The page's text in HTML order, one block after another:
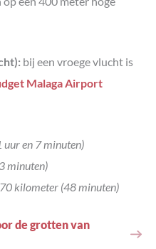
bij een vroege vlucht is
Malaga Airport
en 7 minuten)
minuten)
kilometer (48 minuten)
de grotten van